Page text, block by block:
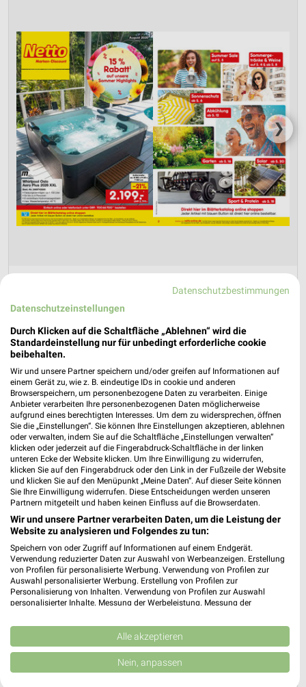
❯
Netto Marken-Discount Prospekt für Bad
Frankenhausen (Kyffhäuser) ab Do. den
Online-Angebote August 2026
Gültig von 30. Jul. bis 31. Aug.
📅 Kalendereintrag erstellen
PROSPEKT BLÄTTERN
SPIRITUOSEN GETRÄNKE GRILLEN AKTIONEN, RABATTE &
Datenschutzbestimmungen
Datenschutzeinstellungen
Durch Klicken auf die Schaltfläche „Ablehnen“ wird die
Standardeinstellung nur für unbedingt erforderliche cookie
beibehalten.
Wir und unsere Partner speichern und/oder greifen auf Informationen auf
einem Gerät zu, wie z. B. eindeutige IDs in cookie und anderen
Browserspeichern, um personenbezogene Daten zu verarbeiten. Einige
Anbieter verarbeiten Ihre personenbezogenen Daten möglicherweise
aufgrund eines berechtigten Interesses. Um dem zu widersprechen, öffnen
Sie die „Einstellungen“. Sie können Ihre Einstellungen akzeptieren, ablehnen
oder verwalten, indem Sie auf die Schaltfläche „Einstellungen verwalten“
klicken oder jederzeit auf die Fingerabdruck-Schaltfläche in der linken
unteren Ecke der Website klicken. Um Ihre Einwilligung zu widerrufen,
klicken Sie auf den Fingerabdruck oder den Link in der Fußzeile der Website
und klicken Sie auf den Menüpunkt „Meine Daten“. Auf dieser Seite können
Sie Ihre Einwilligung widerrufen. Diese Entscheidungen werden unseren
Partnern mitgeteilt und haben keinen Einfluss auf die Browserdaten.
Wir und unsere Partner verarbeiten Daten, um die Leistung der
Website zu analysieren und Folgendes zu tun:
Speichern von oder Zugriff auf Informationen auf einem Endgerät.
Verwendung reduzierter Daten zur Auswahl von Werbeanzeigen. Erstellung
von Profilen für personalisierte Werbung. Verwendung von Profilen zur
Auswahl personalisierter Werbung. Erstellung von Profilen zur
Personalisierung von Inhalten. Verwendung von Profilen zur Auswahl
personalisierter Inhalte. Messung der Werbeleistung. Messung der
Kombinationen von Daten aus verschiedenen Quellen. Entwicklung und
Verbesserung der Angebote. Verwendung reduzierter Daten zur Auswahl
von Inhalten.
Daten können außerhalb der Europäischen Union weitergegeben und in die
Alle akzeptieren
Nein, anpassen